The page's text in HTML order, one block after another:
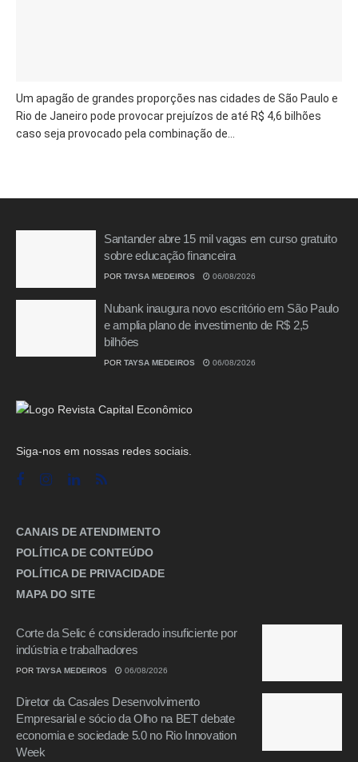
Um apagão de grandes proporções nas cidades de São Paulo e
Rio de Janeiro pode provocar prejuízos de até R$ 4,6 bilhões
caso seja provocado pela combinação de...
Santander abre 15 mil vagas em curso gratuito
sobre educação financeira
POR TAYSA MEDEIROS 06/08/2026
Nubank inaugura novo escritório em São Paulo
e amplia plano de investimento de R$ 2,5
bilhões
POR TAYSA MEDEIROS 06/08/2026
Siga-nos em nossas redes sociais.
CANAIS DE ATENDIMENTO
POLÍTICA DE CONTEÚDO
POLÍTICA DE PRIVACIDADE
MAPA DO SITE
Corte da Selic é considerado insuficiente por
indústria e trabalhadores
POR TAYSA MEDEIROS 06/08/2026
Diretor da Casales Desenvolvimento
Empresarial e sócio da Olho na BET debate
economia e sociedade 5.0 no Rio Innovation
Week